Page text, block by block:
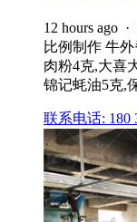
12 hours ago
比例制作 牛
肉粉4克,大喜
锦记蚝油5克,
联系电话: 180